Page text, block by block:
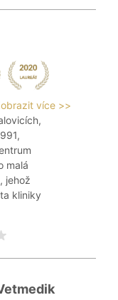
více >>
malá
jehož
kliniky